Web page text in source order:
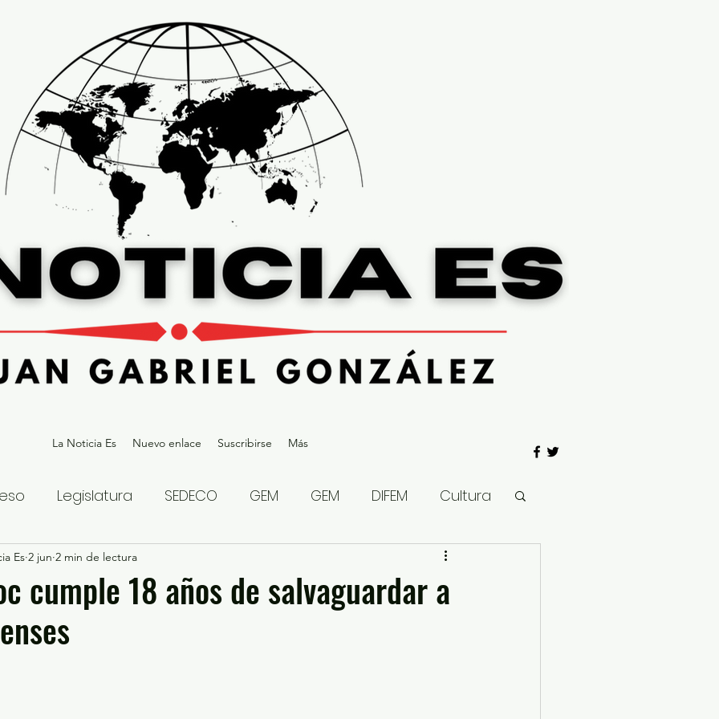
La Noticia Es Nuevo enlace Suscribirse Más
Legislatura SEDECO GEM GEM DIFEM Cultura
Gubernatura Edoméx 2023
y Justicia
cumple 18 años de salvaguardar a
Es 2 jun 2 min de lectura